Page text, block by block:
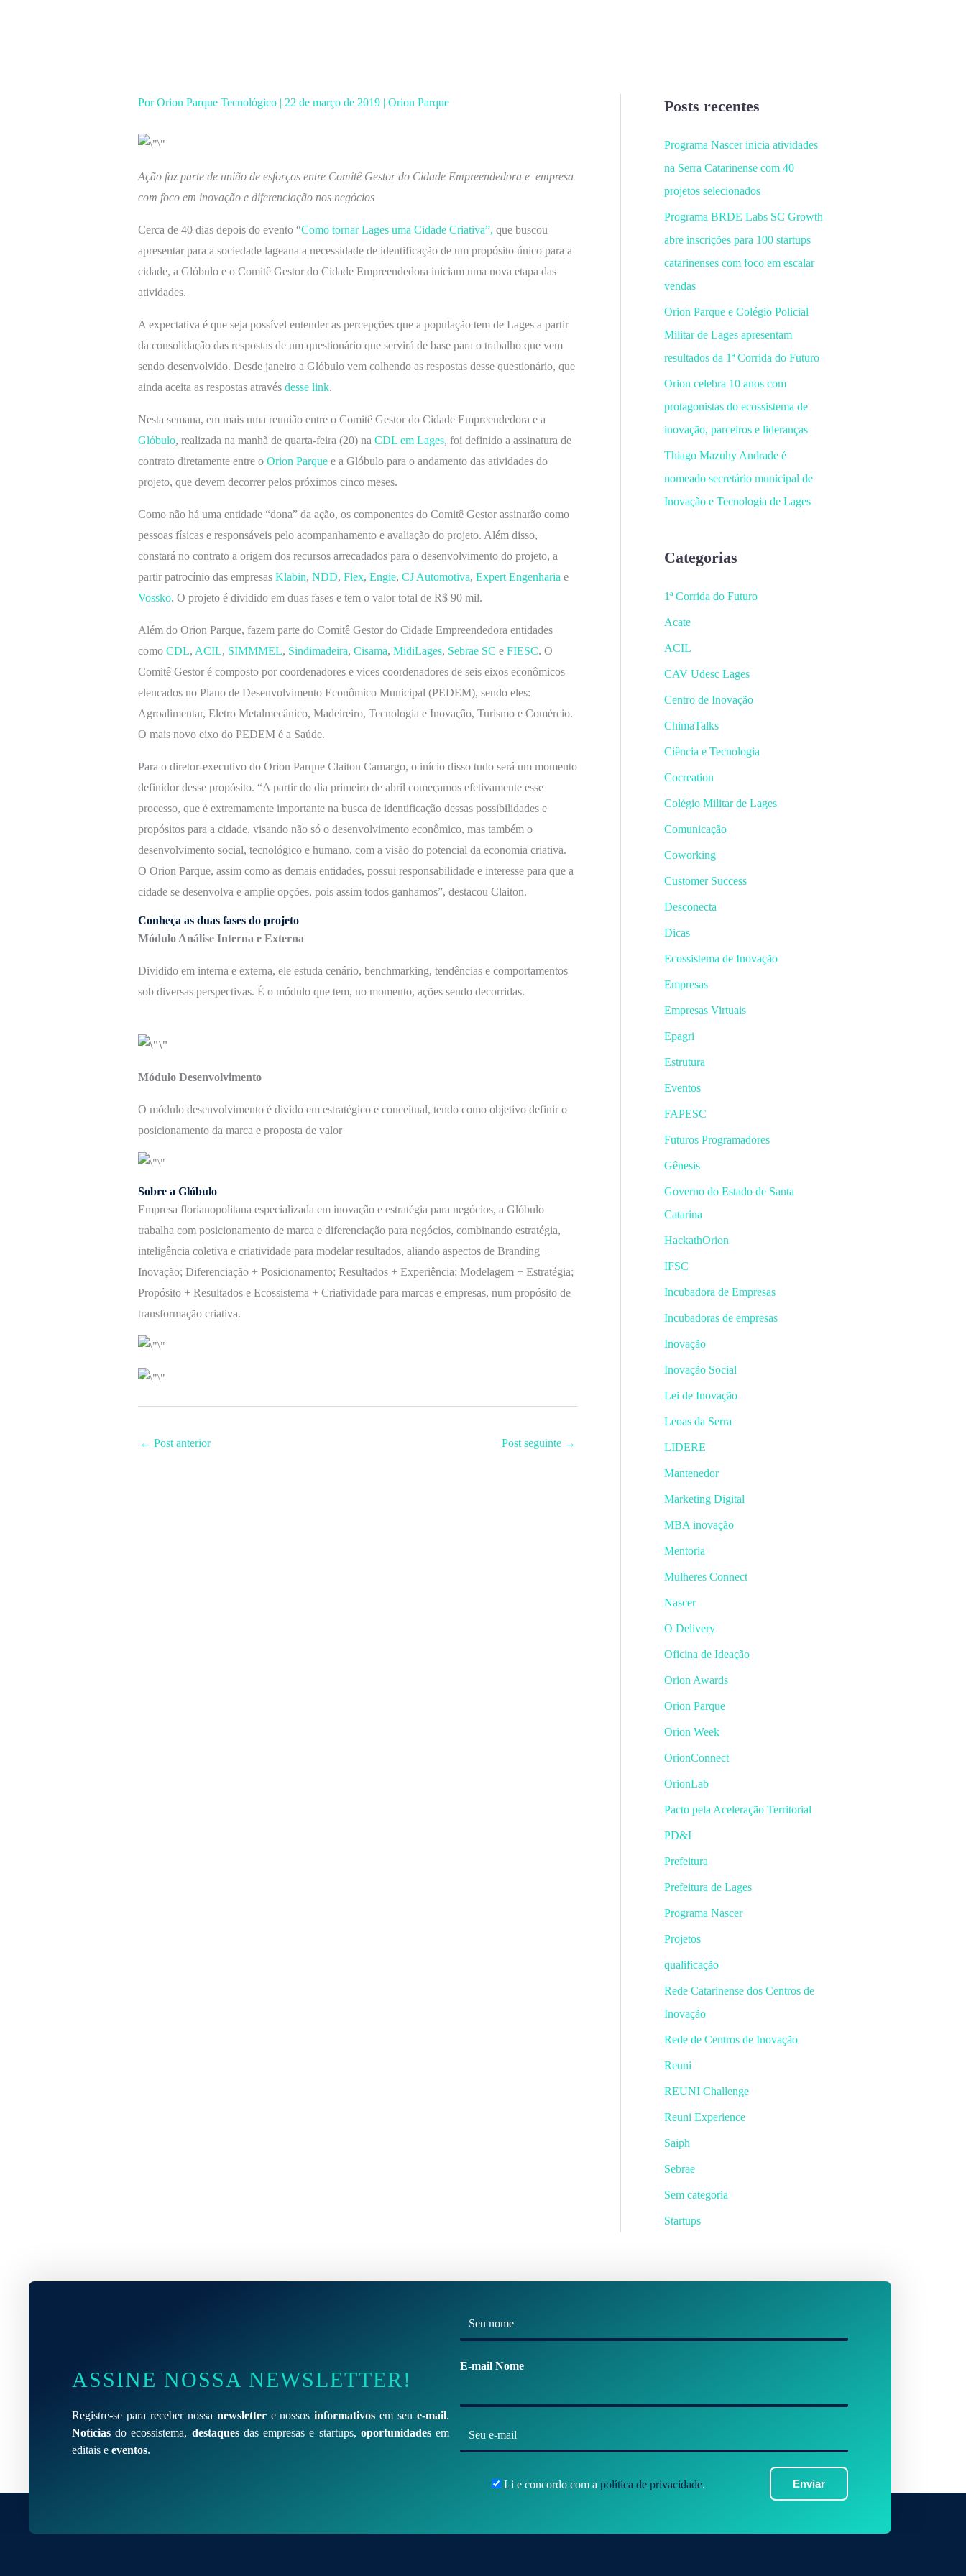
PorOrion Parque Tecnológico | 22 de março de 2019 | Orion Parque
Ação faz parte de união de esforços entre Comitê Gestor do Cidade Empreendedora e empresa
com foco em inovação e diferenciação nos negócios
Cerca de 40 dias depois do evento “Como tornar Lages uma Cidade Criativa”, que buscou
apresentar para a sociedade lageana a necessidade de identificação de um propósito único para a
cidade, a Glóbulo e o Comitê Gestor do Cidade Empreendedora iniciam uma nova etapa das
atividades.
A expectativa é que seja possível entender as percepções que a população tem de Lages a partir
da consolidação das respostas de um questionário que servirá de base para o trabalho que vem
sendo desenvolvido. Desde janeiro a Glóbulo vem colhendo as respostas desse questionário, que
ainda aceita as respostas através desse link.
Nesta semana, em mais uma reunião entre o Comitê Gestor do Cidade Empreendedora e a
Glóbulo, realizada na manhã de quarta-feira (20) na CDL em Lages, foi definido a assinatura de
contrato diretamente entre o Orion Parque e a Glóbulo para o andamento das atividades do
projeto, que devem decorrer pelos próximos cinco meses.
Como não há uma entidade “dona” da ação, os componentes do Comitê Gestor assinarão como
pessoas físicas e responsáveis pelo acompanhamento e avaliação do projeto. Além disso,
constará no contrato a origem dos recursos arrecadados para o desenvolvimento do projeto, a
partir patrocínio das empresas Klabin, NDD, Flex, Engie, CJ Automotiva, Expert Engenharia e
Vossko. O projeto é dividido em duas fases e tem o valor total de R$ 90 mil.
Além do Orion Parque, fazem parte do Comitê Gestor do Cidade Empreendedora entidades
como CDL, ACIL, SIMMMEL, Sindimadeira, Cisama, MidiLages, Sebrae SC e FIESC. O
Comitê Gestor é composto por coordenadores e vices coordenadores de seis eixos econômicos
elencados no Plano de Desenvolvimento Econômico Municipal (PEDEM), sendo eles:
Agroalimentar, Eletro Metalmecânico, Madeireiro, Tecnologia e Inovação, Turismo e Comércio.
O mais novo eixo do PEDEM é a Saúde.
Para o diretor-executivo do Orion Parque Claiton Camargo, o início disso tudo será um momento
definidor desse propósito. “A partir do dia primeiro de abril começamos efetivamente esse
processo, que é extremamente importante na busca de identificação dessas possibilidades e
propósitos para a cidade, visando não só o desenvolvimento econômico, mas também o
desenvolvimento social, tecnológico e humano, com a visão do potencial da economia criativa.
O Orion Parque, assim como as demais entidades, possui responsabilidade e interesse para que a
cidade se desenvolva e amplie opções, pois assim todos ganhamos”, destacou Claiton.
Conheça as duas fases do projeto
Módulo Análise Interna e Externa
Dividido em interna e externa, ele estuda cenário, benchmarking, tendências e comportamentos
sob diversas perspectivas. É o módulo que tem, no momento, ações sendo decorridas.
Módulo Desenvolvimento
O módulo desenvolvimento é divido em estratégico e conceitual, tendo como objetivo definir o
posicionamento da marca e proposta de valor
Sobre a Glóbulo
Empresa florianopolitana especializada em inovação e estratégia para negócios, a Glóbulo
trabalha com posicionamento de marca e diferenciação para negócios, combinando estratégia,
inteligência coletiva e criatividade para modelar resultados, aliando aspectos de Branding +
Inovação; Diferenciação + Posicionamento; Resultados + Experiência; Modelagem + Estratégia;
Propósito + Resultados e Ecossistema + Criatividade para marcas e empresas, num propósito de
transformação criativa.
← Post anterior Post seguinte →
Posts recentes
Programa Nascer inicia atividades
na Serra Catarinense com 40
projetos selecionados
Programa BRDE Labs SC Growth
abre inscrições para 100 startups
catarinenses com foco em escalar
vendas
Orion Parque e Colégio Policial
Militar de Lages apresentam
resultados da 1ª Corrida do Futuro
Orion celebra 10 anos com
protagonistas do ecossistema de
inovação, parceiros e lideranças
Thiago Mazuhy Andrade é
nomeado secretário municipal de
Inovação e Tecnologia de Lages
Categorias
1ª Corrida do Futuro
Acate
ACIL
CAV Udesc Lages
Centro de Inovação
ChimaTalks
Ciência e Tecnologia
Cocreation
Colégio Militar de Lages
Comunicação
Coworking
Customer Success
Desconecta
Dicas
Ecossistema de Inovação
Empresas
Empresas Virtuais
Epagri
Estrutura
Eventos
FAPESC
Futuros Programadores
Gênesis
Governo do Estado de Santa
Catarina
HackathOrion
IFSC
Incubadora de Empresas
Incubadoras de empresas
Inovação
Inovação Social
Lei de Inovação
Leoas da Serra
LIDERE
Mantenedor
Marketing Digital
MBA inovação
Mentoria
Mulheres Connect
Nascer
O Delivery
Oficina de Ideação
Orion Awards
Orion Parque
Orion Week
OrionConnect
OrionLab
Pacto pela Aceleração Territorial
PD&I
Prefeitura
Prefeitura de Lages
Programa Nascer
Projetos
qualificação
Rede Catarinense dos Centros de
Inovação
Rede de Centros de Inovação
Reuni
REUNI Challenge
Reuni Experience
Saiph
Sebrae
Sem categoria
Startups
ASSINE NOSSA NEWSLETTER!
Registre-se para receber nossa newslettere nossosinformativos em seue-mail.
Notícias do ecossistema, destaquesdas empresas e startups, oportunidadesem
editais e eventos.
o
m
*
E-mail Nome
-
l
Enviar
Li e concordo com a política de privacidade.